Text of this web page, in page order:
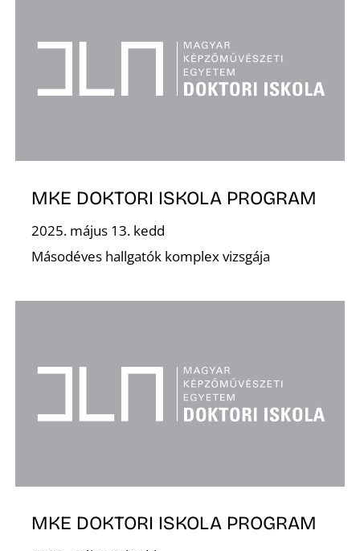
MKE DOKTORI ISKOLA PROGRAM
2025. május 13. kedd
Másodéves hallgatók komplex vizsgája
MKE DOKTORI ISKOLA PROGRAM